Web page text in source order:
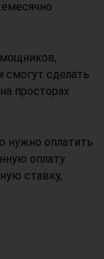
сделать
просторах
нужно оплатить
оплату
ставку,